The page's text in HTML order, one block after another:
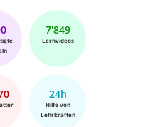
7'849
Lernvideos
24h
Hilfe von
Lehrkräften